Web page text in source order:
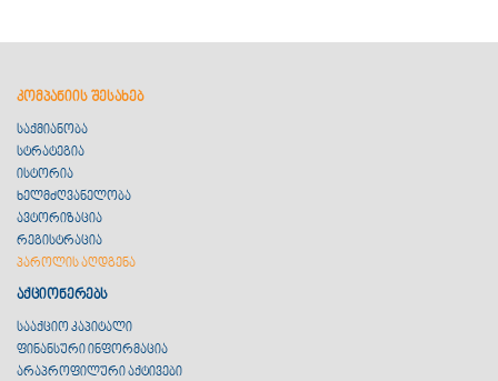
კომპანიის შესახებ
საქმიანობა
სტრატეგია
ისტორია
ხელმძღვანელობა
ავტორიზაცია
რეგისტრაცია
პაროლის აღდგენა
აქციონერებს
სააქციო კაპიტალი
ფინანსური ინფორმაცია
არაპროფილური აქტივები